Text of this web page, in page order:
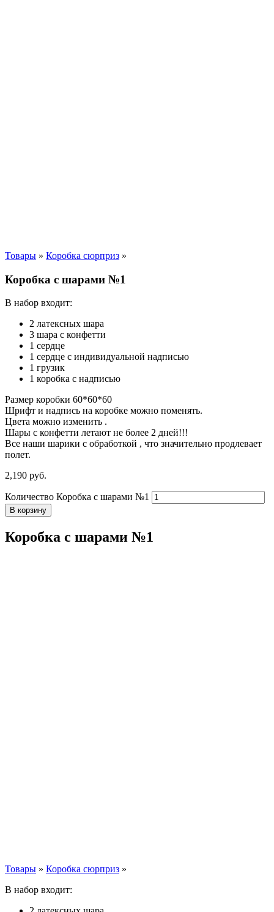
Товары » Коробка сюрприз »
Коробка с шарами №1
В набор входит:
2 латексных шара
3 шара с конфетти
1 сердце
1 сердце с индивидуальной надписью
1 грузик
1 коробка с надписью
Размер коробки 60*60*60
Шрифт и надпись на коробке можно поменять.
Цвета можно изменить .
Шары с конфетти летают не более 2 дней!!!
Все наши шарики с обработкой , что значительно продлевает
полет.
2,190 руб.
Количество Коробка с шарами №1
В корзину
Коробка с шарами №1
Товары » Коробка сюрприз »
В набор входит: